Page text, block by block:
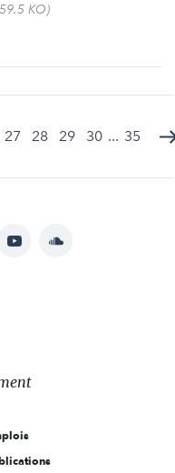
KO)
27 28 29 30 ... 35
YouTubeSoundcloud